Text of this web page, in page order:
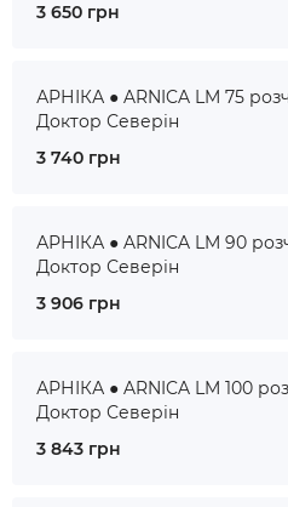
3 650 грн
АРНІКА ● ARNICA LM 75
Доктор Северін
3 740 грн
АРНІКА ● ARNICA LM 90
Доктор Северін
3 906 грн
АРНІКА ● ARNICA LM 100
Доктор Северін
3 843 грн